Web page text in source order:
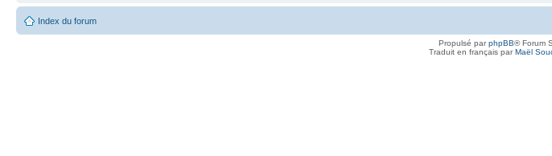
Index du forum
Propulsé parphpBB® Forum
Traduit en français parMaël